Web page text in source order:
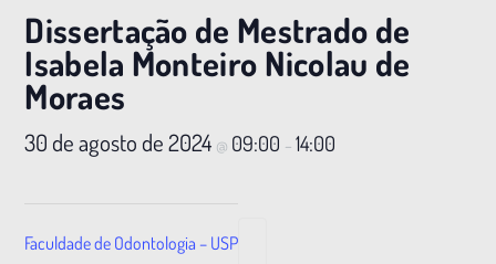
Dissertação de Mestrado de
Isabela Monteiro Nicolau de
Moraes
30 de agosto de 2024 @ 09:00 –14:00
Faculdade de Odontologia – USP